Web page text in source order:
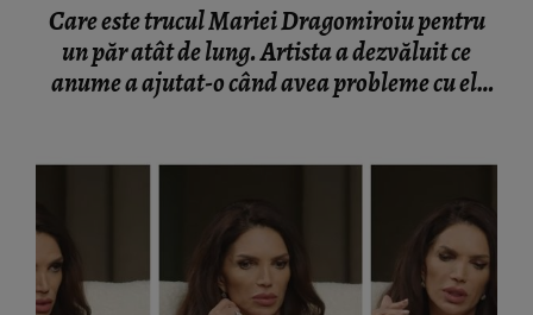
Care este trucul Mariei Dragomiroiu pentru
un păr atât de lung. Artista a dezvăluit ce
anume a ajutat-o când avea probleme cu el: